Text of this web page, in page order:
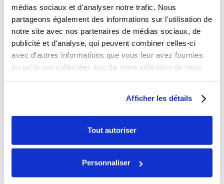
médias sociaux et d'analyser notre trafic. Nous
partageons également des informations sur l'utilisation de
notre site avec nos partenaires de médias sociaux, de
publicité et d'analyse, qui peuvent combiner celles-ci
avec d'autres informations que vous leur avez fournies
ou qu'ils ont collectées lors de votre utilisation de leurs
Afficher les détails
Tout autoriser
Personnaliser
Véhicules complets